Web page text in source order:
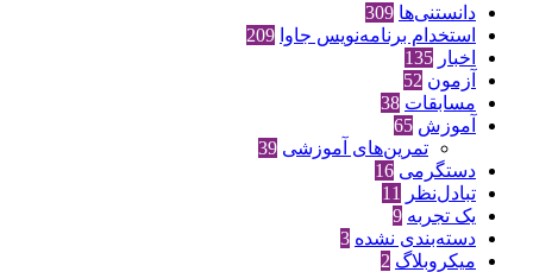
دانستنی‌ها 309
استخدام برنامه‌نویس جاوا 209
اخبار 135
آزمون 52
مسابقات 38
آموزش 65
تمرین‌های آموزشی 39
دستگرمی 16
تبادل‌نظر
11
یک تجربه 9
دسته‌بندی نشده 3
میکروبلاگ 2